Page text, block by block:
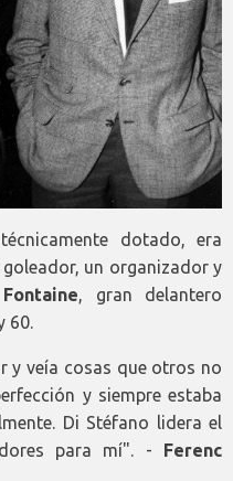
dotado, era
goleador, un organizador y
, gran delantero
60.
y veía cosas que otros no
y siempre estaba
Di Stéfano lidera el
para mí". - Ferenc